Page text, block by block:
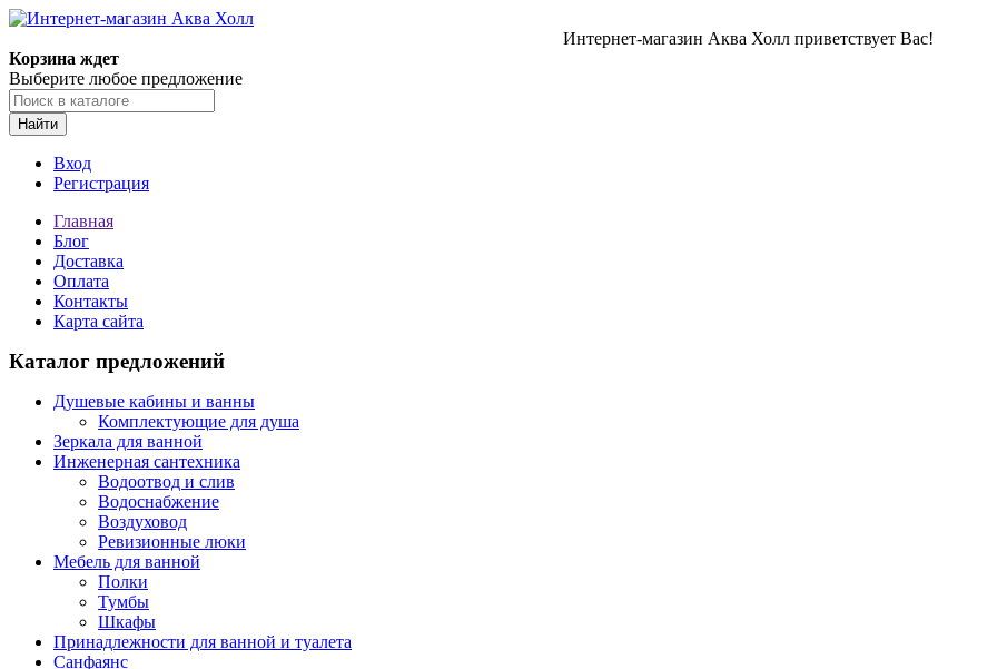
Интернет-магазин Аква Холл приветствует Вас!
Корзина ждет
Выберите любое предложение
Найти
Вход
Регистрация
Главная
Блог
Доставка
Оплата
Контакты
Карта сайта
Каталог предложений
Душевые кабины и ванны
Комплектующие для душа
Зеркала для ванной
Инженерная сантехника
Водоотвод и слив
Водоснабжение
Воздуховод
Ревизионные люки
Мебель для ванной
Полки
Тумбы
Шкафы
Принадлежности для ванной и туалета
Санфаянс